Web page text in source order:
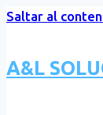
Saltar al
A&L